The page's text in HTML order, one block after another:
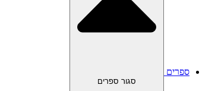
ספרים
סגור ספרים